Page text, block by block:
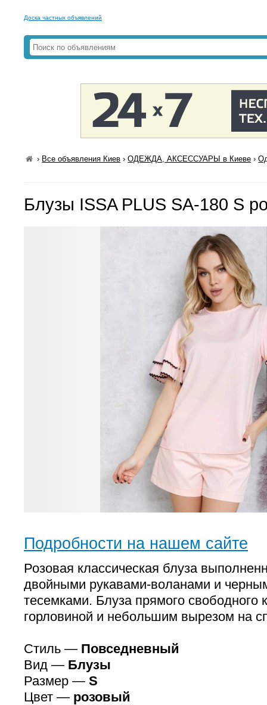
Доска частных объявлений
› Все объявления Киев ›ОДЕЖДА, АКСЕССУАРЫ в Киеве ›
Блузы ISSA PLUS SA-180 S
Подробности на нашем сайте
Розовая классическая блуза
двойными рукавами-воланами и
тесемками. Блуза прямого свободного
горловиной и небольшим вырезом на
Стиль — Повседневный
Вид — Блузы
Размер — S
Цвет — розовый